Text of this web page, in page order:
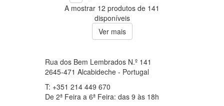
A mostrar 12 produtos de 141
disponíveis
Ver mais
Rua dos Bem Lembrados N.º 141
2645-471 Alcabideche - Portugal
T: +351 214 449 670
De 2ª Feira a 6ª Feira: das 9 às 18h